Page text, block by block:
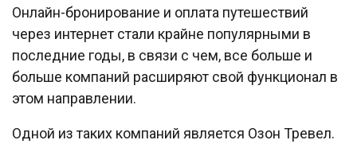
Онлайн-бронирование и оплата путешествий
через интернет стали крайне популярными в
последние годы, в связи с чем, все больше и
больше компаний расширяют свой функционал в
этом направлении.
Одной из таких компаний является Озон Тревел.